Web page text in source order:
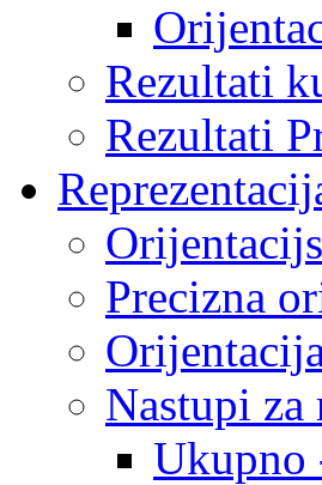
Rezultati
Rezultati
Precizna
Nastupi za
Ukupno